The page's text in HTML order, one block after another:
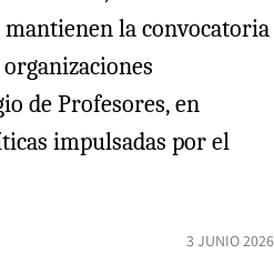
la convocatoria
de Profesores, en
impulsadas por el
3 JUNIO 2026